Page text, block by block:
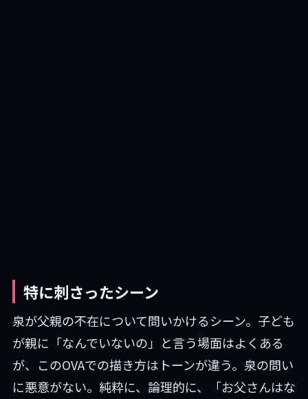
特に刺さったシーン
泉が父親の不在について問いかけるシーン。子ども
が親に「なんでいないの」と言う場面はよくある
が、このOVAでの描き方はトーンが違う。泉の問い
に悪意がない。純粋に、論理的に、「お父さんはな